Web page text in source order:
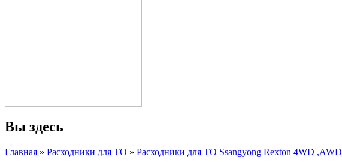
Вы здесь
Главная » Расходники для ТО » Расходники для ТО Ssangyong Rexton 4WD ,AWD